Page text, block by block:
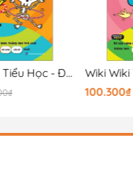
Wiki Wiki Tiền Tiểu Học - Đứa Trẻ Thiên Tài - Bí Ẩn Cơ Thể
100.300₫